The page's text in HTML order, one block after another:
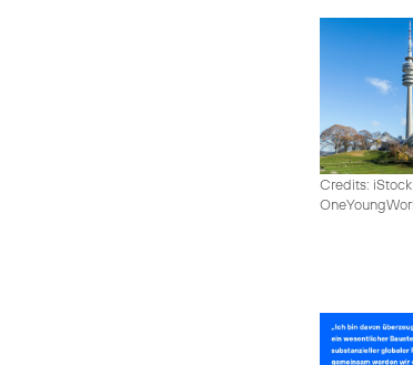
Credits: